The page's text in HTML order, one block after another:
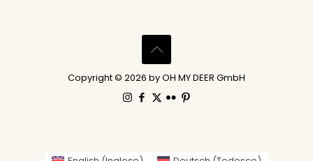
Copyright © 2026 by OH MY DEER GmbH